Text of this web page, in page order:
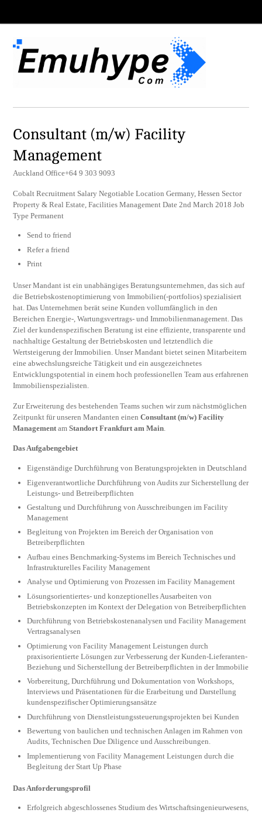
Consultant (m/w) Facility
Management
Auckland Office+64 9 303 9093
Cobalt Recruitment Salary Negotiable Location Germany, Hessen Sector
Property & Real Estate, Facilities Management Date 2nd March 2018 Job
Type Permanent
Send to friend
Refer a friend
Print
Unser Mandant ist ein unabhängiges Beratungsunternehmen, das sich auf
die Betriebskostenoptimierung von Immobilien(-portfolios) spezialisiert
hat. Das Unternehmen berät seine Kunden vollumfänglich in den
Bereichen Energie-, Wartungsvertrags- und Immobilienmanagement. Das
Ziel der kundenspezifischen Beratung ist eine effiziente, transparente und
nachhaltige Gestaltung der Betriebskosten und letztendlich die
Wertsteigerung der Immobilien. Unser Mandant bietet seinen Mitarbeitern
eine abwechslungsreiche Tätigkeit und ein ausgezeichnetes
Entwicklungspotential in einem hoch professionellen Team aus erfahrenen
Immobilienspezialisten.
Zur Erweiterung des bestehenden Teams suchen wir zum nächstmöglichen
Zeitpunkt für unseren Mandanten einenConsultant (m/w) Facility
Management amStandort Frankfurt am Main
Das Aufgabengebiet
Eigenständige Durchführung von Beratungsprojekten in Deutschland
Eigenverantwortliche Durchführung von Audits zur Sicherstellung der
Leistungs- und Betreiberpflichten
Gestaltung und Durchführung von Ausschreibungen im Facility
Management
Begleitung von Projekten im Bereich der Organisation von
Betreiberpflichten
Aufbau eines Benchmarking-Systems im Bereich Technisches und
Infrastrukturelles Facility Management
Analyse und Optimierung von Prozessen im Facility Management
Lösungsorientiertes- und konzeptionelles Ausarbeiten von
Betriebskonzepten im Kontext der Delegation von Betreiberpflichten
Durchführung von Betriebskostenanalysen und Facility Management
Vertragsanalysen
Optimierung von Facility Management Leistungen durch
praxisorientierte Lösungen zur Verbesserung der Kunden-Lieferanten-
Beziehung und Sicherstellung der Betreiberpflichten in der Immobilie
Vorbereitung, Durchführung und Dokumentation von Workshops,
Interviews und Präsentationen für die Erarbeitung und Darstellung
kundenspezifischer Optimierungsansätze
Durchführung von Dienstleistungssteuerungsprojekten bei Kunden
Bewertung von baulichen und technischen Anlagen im Rahmen von
Audits, Technischen Due Diligence und Ausschreibungen.
Implementierung von Facility Management Leistungen durch die
Begleitung der Start Up Phase
Das Anforderungsprofil
Erfolgreich abgeschlossenes Studium des Wirtschaftsingenieurwesens,